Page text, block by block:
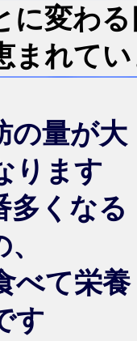
に変わ
まれて
の量が大
ります
多くなる
べて栄養
す